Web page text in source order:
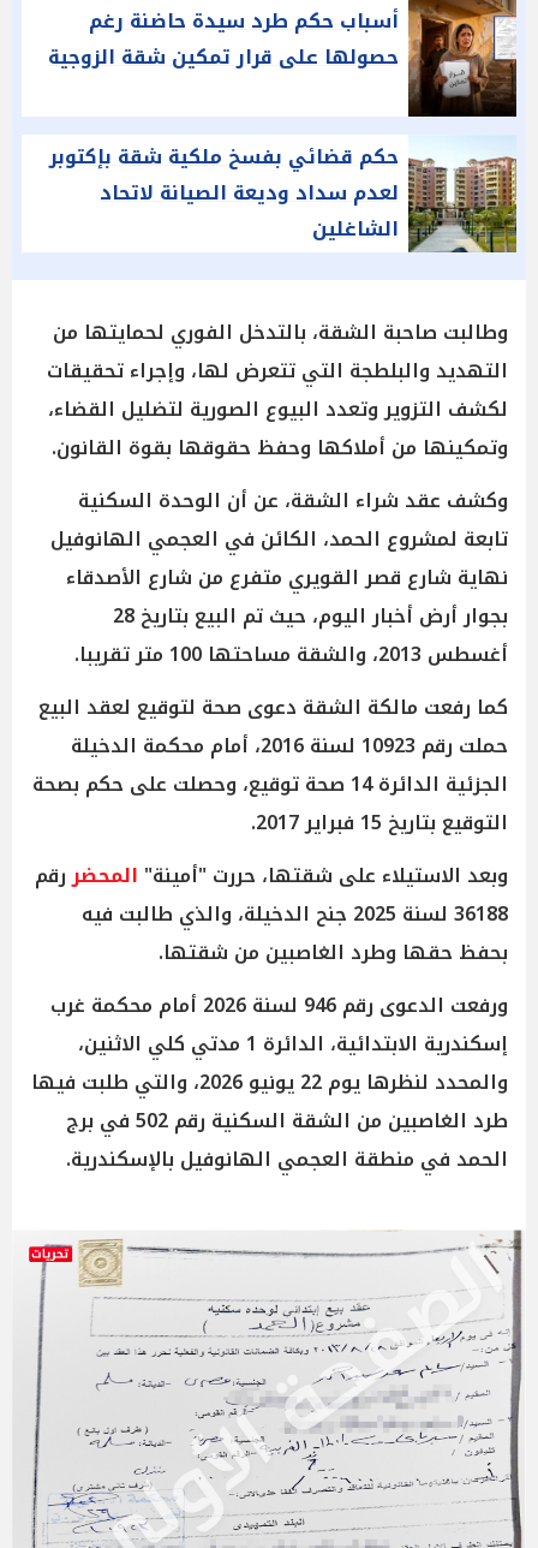
أسباب حكم طرد سيدة حاضنة رغم
حصولها على قرار تمكين شقة الزوجية
حكم قضائي بفسخ ملكية شقة بإكتوبر
لعدم سداد وديعة الصيانة لاتحاد
الشاغلين
وطالبت صاحبة الشقة، بالتدخل الفوري لحمايتها من
التهديد والبلطجة التي تتعرض لها، وإجراء تحقيقات
لكشف التزوير وتعدد البيوع الصورية لتضليل القضاء،
وتمكينها من أملاكها وحفظ حقوقها بقوة القانون.
وكشف عقد شراء الشقة، عن أن الوحدة السكنية
تابعة لمشروع الحمد، الكائن في العجمي الهانوفيل
نهاية شارع قصر القويري متفرع من شارع الأصدقاء
بجوار أرض أخبار اليوم، حيث تم البيع بتاريخ 28
أغسطس 2013، والشقة مساحتها 100 متر تقريبا.
كما رفعت مالكة الشقة دعوى صحة لتوقيع لعقد البيع
حملت رقم 10923 لسنة 2016، أمام محكمة الدخيلة
الجزئية الدائرة 14 صحة توقيع، وحصلت على حكم بصحة
التوقيع بتاريخ 15 فبراير 2017.
وبعد الاستيلاء على شقتها، حررت "أمينة" المحضررقم
36188 لسنة 2025 جنح الدخيلة، والذي طالبت فيه
بحفظ حقها وطرد الغاصبين من شقتها.
ورفعت الدعوى رقم 946 لسنة 2026 أمام محكمة غرب
إسكندرية الابتدائية، الدائرة 1 مدتي كلي الاثنين،
والمحدد لنظرها يوم 22 يونيو 2026، والتي طلبت فيها
طرد الغاصبين من الشقة السكنية رقم 502 في برج
الحمد في منطقة العجمي الهانوفيل بالإسكندرية.